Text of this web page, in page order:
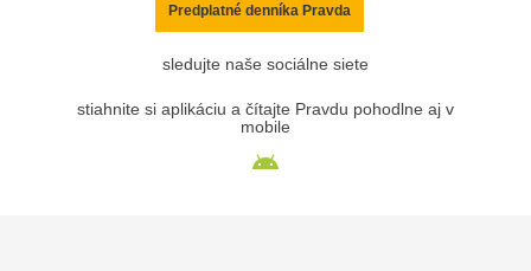
Predplatné denníka Pravda
sledujte naše sociálne siete
stiahnite si aplikáciu a čítajte Pravdu pohodlne aj v
mobile